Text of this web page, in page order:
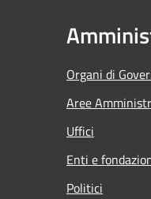
Organi di
Aree
Uffici
Enti e
Politici